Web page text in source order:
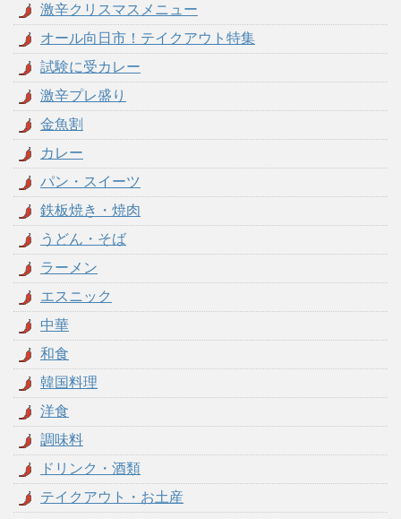
激辛クリスマスメニュー
オール向日市！テイクアウト特集
試験に受カレー
激辛プレ盛り
金魚割
カレー
パン・スイーツ
鉄板焼き・焼肉
うどん・そば
ラーメン
エスニック
中華
和食
韓国料理
洋食
調味料
ドリンク・酒類
テイクアウト・お土産